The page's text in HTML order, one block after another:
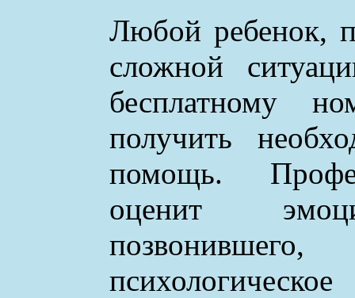
Любой ребенок,
сложной
бесплатному
получить
помощь.
оценит